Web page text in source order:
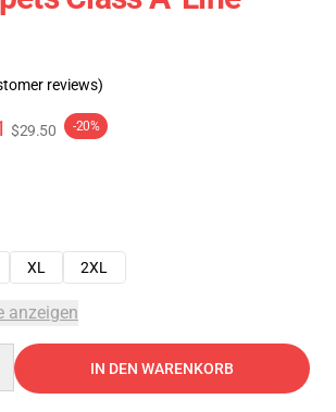
reviews)
$29.50 -20%
XL 2XL
anzeigen
IN DEN WARENKORB